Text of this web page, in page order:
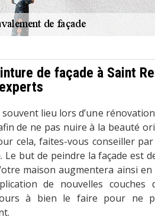
de façade à Saint
lieu lors d’une
de ne pas nuire à la beauté
cela, faites-vous conseiller
Le but de peindre la façade est
maison augmentera ainsi
de nouvelles couches
à bien le faire pour ne